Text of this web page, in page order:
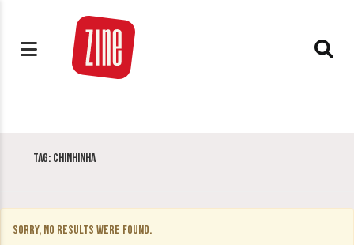
Tag: Chinhinha
Sorry, no results were found.